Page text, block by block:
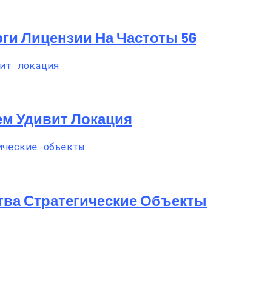
Лицензии На Частоты 5G
Удивит Локация
Стратегические Объекты